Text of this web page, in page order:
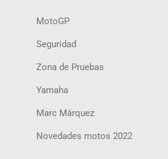
MotoGP
Seguridad
Zona de Pruebas
Yamaha
Marc Márquez
Novedades motos 2022